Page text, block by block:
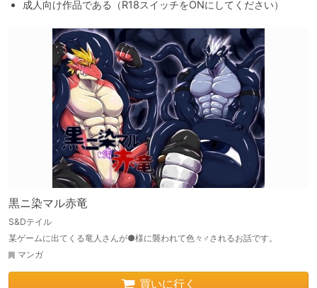
成人向け作品である（R18スイッチをONにしてください）
黒ニ染マル赤竜
S&Dテイル
某ゲームに出てくる竜人さんが●様に襲われて色々♂されるお話です。
マンガ
買いに行く